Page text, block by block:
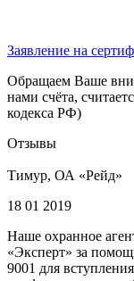
Заявление на
Обращаем Ваше
нами счёта,
кодекса РФ)
Отзывы
Тимур, ОА «Рейд»
18 01 2019
Наше охранное
«Эксперт» за
9001 для